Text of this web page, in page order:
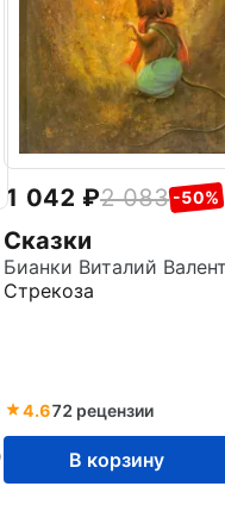
1 042 2 083 -50%
Сказки
Стрекоза
4.672 рецензии
В корзину